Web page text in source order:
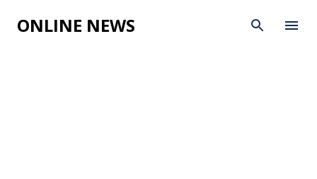
Skip to main content
ONLINE NEWS